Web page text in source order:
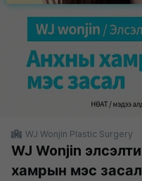
WJ Wonjin Plastic Surgery
WJ Wonjin
хамрын мэс засал